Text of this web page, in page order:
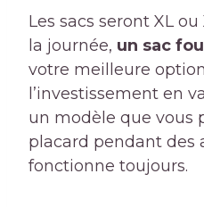
Les sacs seront XL
la journée, un sac
votre meilleure
l’investissement en
un modèle que vous
placard pendant des
fonctionne toujours.